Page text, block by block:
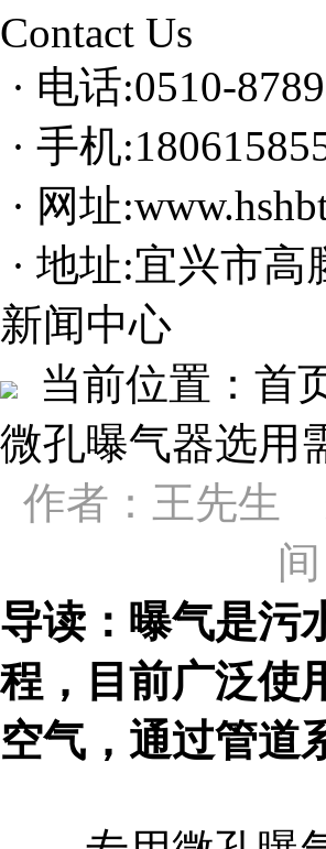
Contact Us
· 电话:0510-
· 手机
· 网址
· 地址:宜兴市
新闻中心
当前位置： 首
微孔曝气器选用
作者：王先生
导读：曝气是污
程，目前广泛使
空气，通过管道